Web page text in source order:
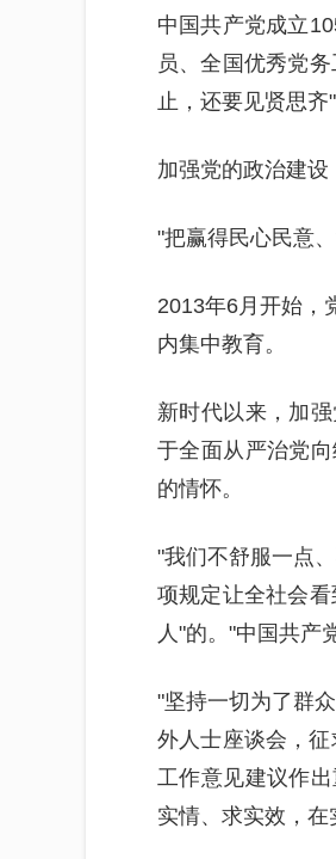
中国共产党成立
员、全国优秀党
止，还要见贤思齐"
加强党的政治建设
"把赢得民心民意
2013年6月开始，
内集中教育。
新时代以来，加
于全面从严治党
的情怀。
"我们不舒服一点
项规定让全社会
人"的。"中国共产
"坚持一切为了群
外人士座谈会，
工作意见建议作
实情、求实效，在